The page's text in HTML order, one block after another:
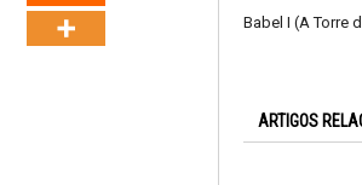
Babel I (A Torre
ARTIGOS